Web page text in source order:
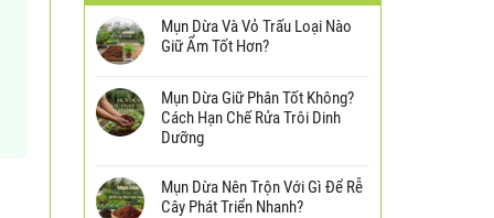
Mụn Dừa Và Vỏ Trấu Loại Nào
Giữ Ẩm Tốt Hơn?
Mụn Dừa Giữ Phân Tốt Không?
Cách Hạn Chế Rửa Trôi Dinh
Dưỡng
Mụn Dừa Nên Trộn Với Gì Để Rễ
Cây Phát Triển Nhanh?